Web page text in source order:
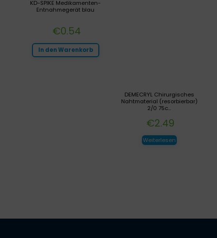
KD-SPIKE Medikamenten-
Entnahmegerät blau
€0.54
In den Warenkorb
DEMECRYL Chirurgisches
Nahtmaterial (resorbierbar)
2/0 75c...
€2.49
Weiterlesen